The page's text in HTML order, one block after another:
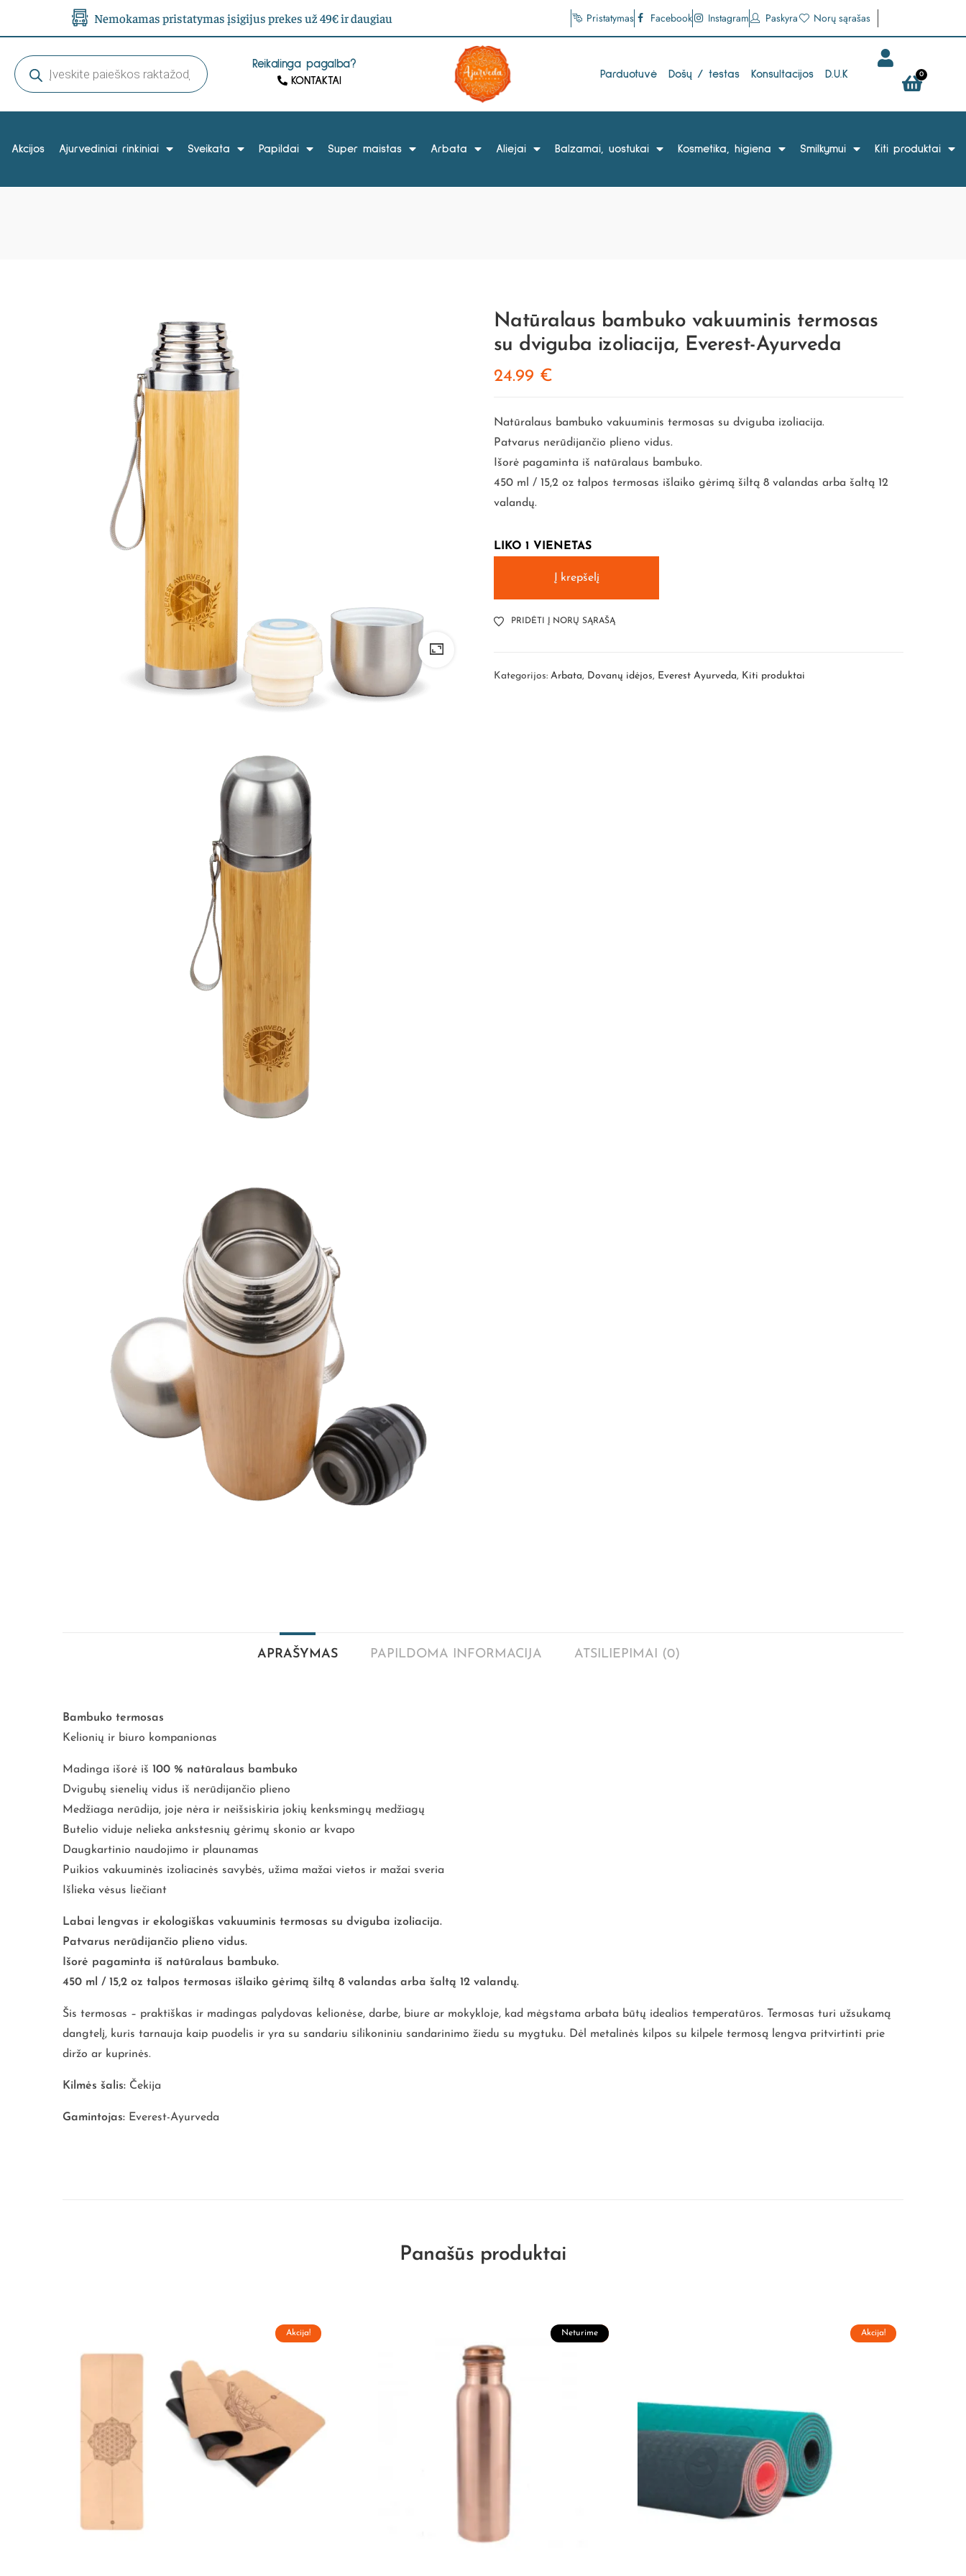
Nemokamas pristatymas įsigijus prekes už 49€ ir daugiau Pristatymas Facebook Instagram Paskyra Norų sąrašas
Reikalinga pagalba?
KONTAKTAI
Parduotuvė Došų / testas Konsultacijos D.U.K 0
Akcijos Ajurvediniai rinkiniai Sveikata Papildai Super maistas Arbata Aliejai Balzamai, uostukai Kosmetika, higiena Smilkymui Kiti produktai
Natūralaus bambuko vakuuminis termosas
su dviguba izoliacija, Everest-Ayurveda
24.99 €
Natūralaus bambuko vakuuminis termosas su dviguba izoliacija.
Patvarus nerūdijančio plieno vidus.
Išorė pagaminta iš natūralaus bambuko.
450 ml / 15,2 oz talpos termosas išlaiko gėrimą šiltą 8 valandas arba šaltą 12
valandų.
LIKO 1 VIENETAS
Į krepšelį
PRIDĖTI Į NORŲ SĄRAŠĄ
Kategorijos: Arbata, Dovanų idėjos, Everest Ayurveda, Kiti produktai
APRAŠYMAS PAPILDOMA INFORMACIJA ATSILIEPIMAI (0)
Bambuko termosas
Kelionių ir biuro kompanionas
Madinga išorė iš 100 % natūralaus bambuko
Dvigubų sienelių vidus iš nerūdijančio plieno
Medžiaga nerūdija, joje nėra ir neišsiskiria jokių kenksmingų medžiagų
Butelio viduje nelieka ankstesnių gėrimų skonio ar kvapo
Daugkartinio naudojimo ir plaunamas
Puikios vakuuminės izoliacinės savybės, užima mažai vietos ir mažai sveria
Išlieka vėsus liečiant
Labai lengvas ir ekologiškas vakuuminis termosas su dviguba izoliacija.
Patvarus nerūdijančio plieno vidus.
Išorė pagaminta iš natūralaus bambuko.
450 ml / 15,2 oz talpos termosas išlaiko gėrimą šiltą 8 valandas arba šaltą 12 valandų.
Šis termosas – praktiškas ir madingas palydovas kelionėse, darbe, biure ar mokykloje, kad mėgstama arbata būtų idealios temperatūros. Termosas turi užsukamą
dangtelį, kuris tarnauja kaip puodelis ir yra su sandariu silikoniniu sandarinimo žiedu su mygtuku. Dėl metalinės kilpos su kilpele termosą lengva pritvirtinti prie
diržo ar kuprinės.
Kilmės šalis: Čekija
Gamintojas: Everest-Ayurveda
Panašūs produktai
Akcija! Akcija!
Neturime Akcija!